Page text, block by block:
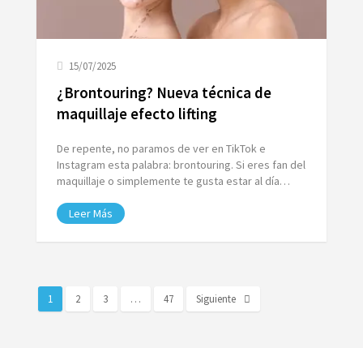
15/07/2025
¿Brontouring? Nueva técnica de
maquillaje efecto lifting
De repente, no paramos de ver en TikTok e
Instagram esta palabra: brontouring. Si eres fan del
maquillaje o simplemente te gusta estar al día…
Leer Más
1 2 3 … 47 Siguiente